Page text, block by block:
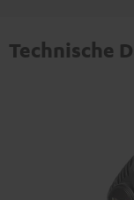
Technische